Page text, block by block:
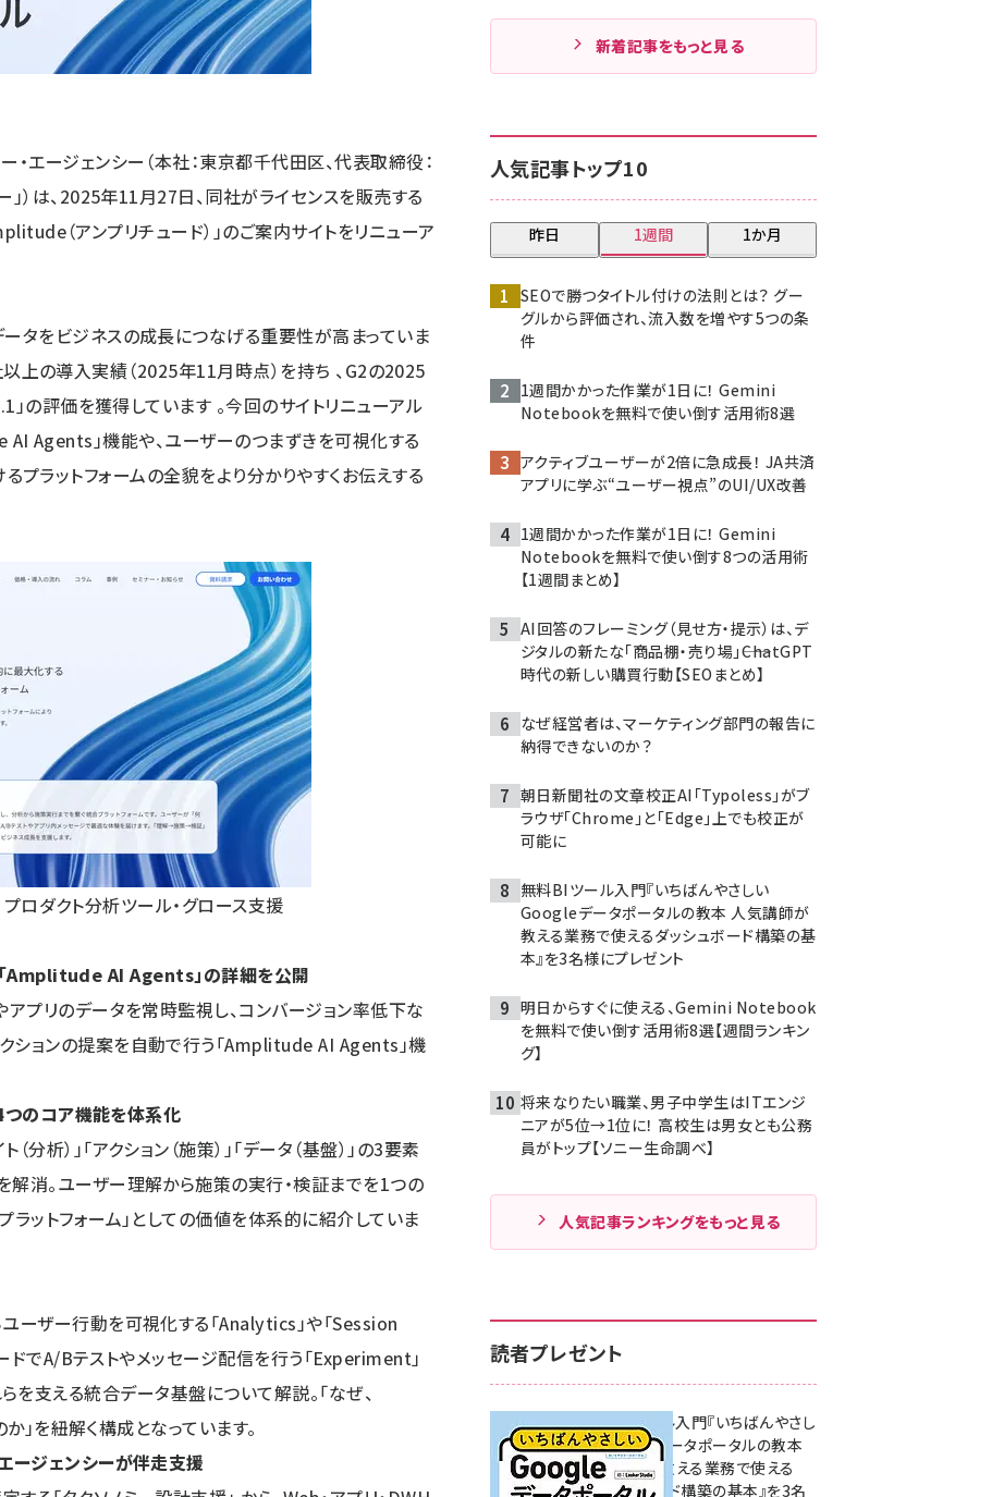
エージェンシー（本社：東京都千代田区、代表取締役：
」）は、2025年11月27日、同社がライセンスを販売する
（アンプリチュード）」のご案内サイトをリニューア
タをビジネスの成長につなげる重要性が高まっていま
上の導入実績（2025年11月時点）を持ち 、G2の2025
」の評価を獲得しています 。今回のサイトリニューアル
Agents」機能や、ユーザーのつまずきを可視化する
プラットフォームの全貌をより分かりやすくお伝えする
ロダクト分析ツール・グロース支援
Amplitude AI Agents」の詳細を公開
プリのデータを常時監視し、コンバージョン率低下な
ションの提案を自動で行う「Amplitude AI Agents」機
4つのコア機能を体系化
析）」「アクション（施策）」「データ（基盤）」の3要素
解消。ユーザー理解から施策の実行・検証までを1つの
ラットフォーム」としての価値を体系的に紹介していま
ーザー行動を可視化する「Analytics」や「Session
ドでA/Bテストやメッセージ配信を行う「Experiment」
を支える統合データ基盤について解説。「なぜ、
を紐解く構成となっています。
ージェンシーが伴走支援
新着記事をもっと見る
人気記事トップ10
昨日 1週間 1か月
SEOで勝つタイトル付けの法則とは？ グー
グルから評価され、流入数を増やす5つの条
件
1週間かかった作業が1日に！ Gemini
Notebookを無料で使い倒す活用術8選
アクティブユーザーが2倍に急成長！ JA共済
アプリに学ぶ“ユーザー視点”のUI/UX改善
1週間かかった作業が1日に！ Gemini
Notebookを無料で使い倒す8つの活用術
【1週間まとめ】
AI回答のフレーミング（見せ方・提示）は、デ
ジタルの新たな「商品棚・売り場」――ChatGPT
時代の新しい購買行動【SEOまとめ】
なぜ経営者は、マーケティング部門の報告に
納得できないのか？
朝日新聞社の文章校正AI「Typoless」がブ
ラウザ「Chrome」と「Edge」上でも校正が
可能に
無料BIツール入門『いちばんやさしい
Googleデータポータルの教本 人気講師が
教える業務で使えるダッシュボード構築の基
本』を3名様にプレゼント
明日からすぐに使える、Gemini Notebook
を無料で使い倒す活用術8選【週間ランキン
グ】
将来なりたい職業、男子中学生はITエンジ
ニアが5位→1位に！ 高校生は男女とも公務
員がトップ【ソニー生命調べ】
人気記事ランキングをもっと見る
読者プレゼント
無料BIツール入門『いちばんやさし
いGoogleデータポータルの教本
人気講師が教える業務で使える
ダッシュボード構築の基本』を3名